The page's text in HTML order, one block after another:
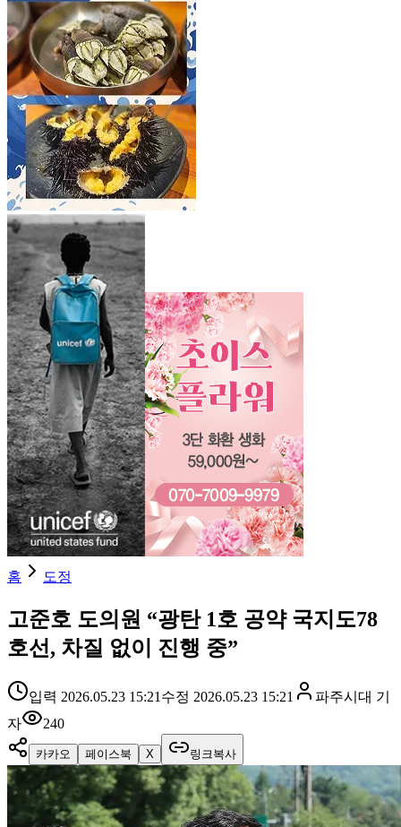
홈 도정
고준호 도의원 “광탄 1호 공약 국지도78
호선, 차질 없이 진행 중”
입력 2026.05.23 15:21 수정 2026.05.23 15:21 파주시대 기
자
240
카카오 페이스북 X 링크복사